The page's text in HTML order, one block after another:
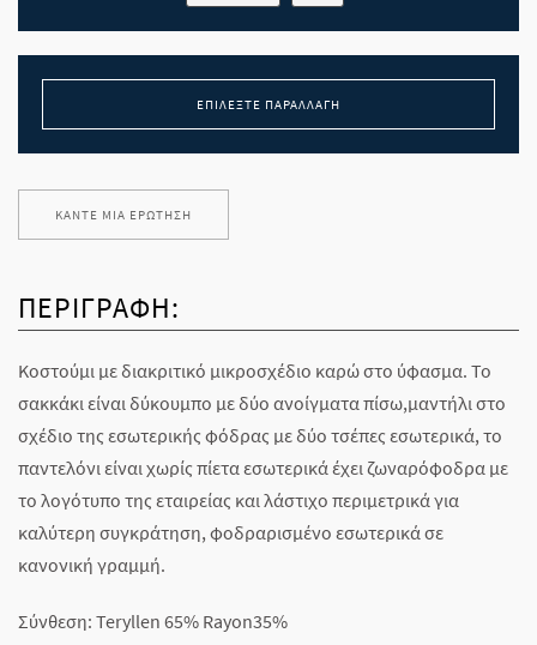
ΕΠΙΛΈΞΤΕ ΠΑΡΑΛΛΑΓΉ
ΚΆΝΤΕ ΜΊΑ ΕΡΏΤΗΣΗ
ΠΕΡΙΓΡΑΦΉ:
Κοστούμι με διακριτικό μικροσχέδιο καρώ στο ύφασμα. Το
σακκάκι είναι δύκουμπο με δύο ανοίγματα πίσω,μαντήλι στο
σχέδιο της εσωτερικής φόδρας με δύο τσέπες εσωτερικά, το
παντελόνι είναι χωρίς πίετα εσωτερικά έχει ζωναρόφοδρα με
το λογότυπο της εταιρείας και λάστιχο περιμετρικά για
καλύτερη συγκράτηση, φοδραρισμένο εσωτερικά σε
κανονική γραμμή.
Σύνθεση: Teryllen 65% Rayon35%